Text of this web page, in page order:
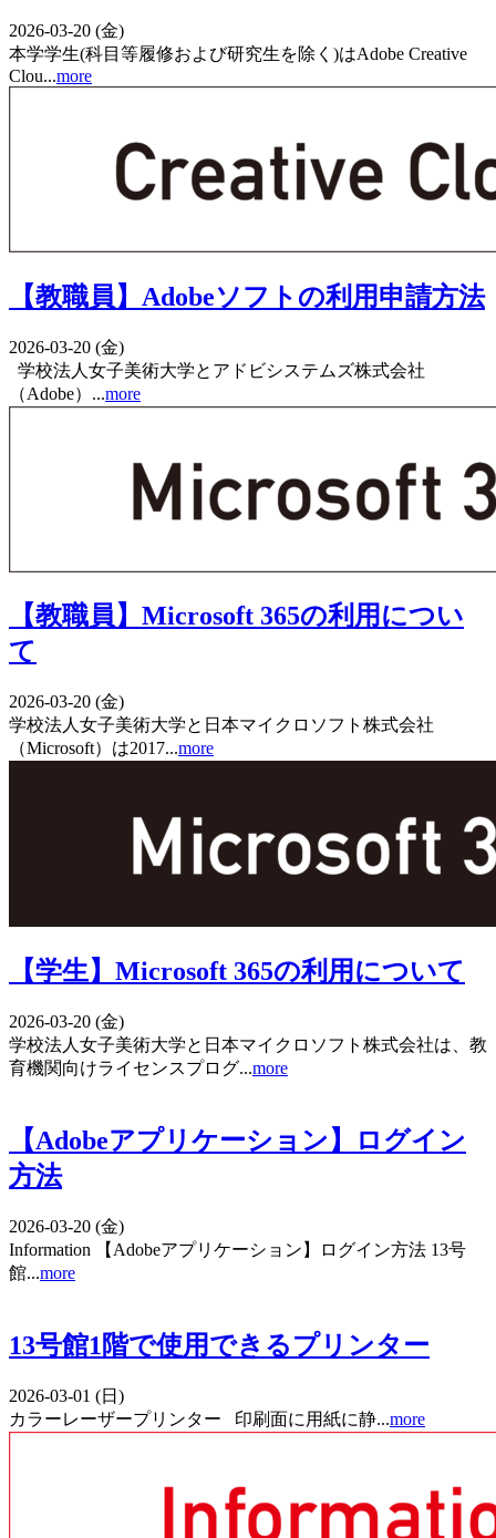
2026-03-20 (金)
本学学生(科目等履修および研究生を除く)はAdobe Creative
Clou...more
【教職員】Adobeソフトの利用申請方法
2026-03-20 (金)
学校法人女子美術大学とアドビシステムズ株式会社
（Adobe）...more
【教職員】Microsoft 365の利用につい
て
2026-03-20 (金)
学校法人女子美術大学と日本マイクロソフト株式会社
（Microsoft）は2017...more
【学生】Microsoft 365の利用について
2026-03-20 (金)
学校法人女子美術大学と日本マイクロソフト株式会社は、教
育機関向けライセンスプログ...more
【Adobeアプリケーション】ログイン
方法
2026-03-20 (金)
Information 【Adobeアプリケーション】ログイン方法 13号
館...more
13号館1階で使用できるプリンター
2026-03-01 (日)
カラーレーザープリンター 印刷面に用紙に静...more